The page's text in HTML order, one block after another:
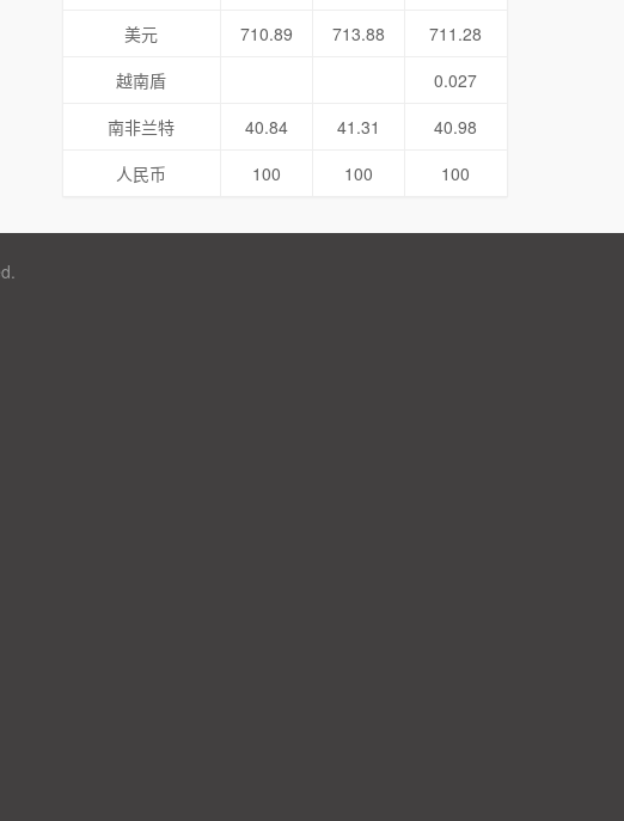
美元
710.89 713.88
711.28
越南盾
0.027
南非兰特
40.84 41.31
40.98
人民币
100 100 100